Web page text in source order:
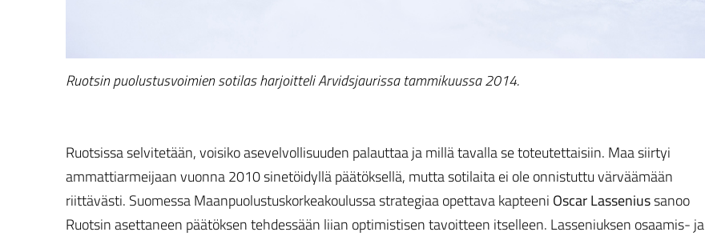
Ruotsin puolustusvoimien sotilas harjoitteli Arvidsjaurissa tammikuussa 2014.
Ruotsissa selvitetään, voisiko asevelvollisuuden palauttaa ja millä tavalla se toteutettaisiin. Maa siirtyi
ammattiarmeijaan vuonna 2010 sinetöidyllä päätöksellä, mutta sotilaita ei ole onnistuttu värväämään
riittävästi. Suomessa Maanpuolustuskorkeakoulussa strategiaa opettava kapteeni Oscar Lasseniussanoo
Ruotsin asettaneen päätöksen tehdessään liian optimistisen tavoitteen itselleen. Lasseniuksen osaamis- ja